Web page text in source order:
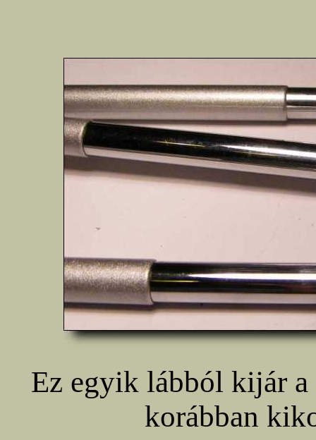
Ez egyik lábból kijár a
korábban